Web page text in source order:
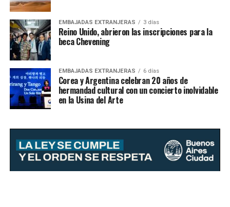
EMBAJADAS EXTRANJERAS 3 días
Reino Unido, abrieron las inscripciones para la
beca Chevening
EMBAJADAS EXTRANJERAS 6 días
Corea y Argentina celebran 20 años de
hermandad cultural con un concierto inolvidable
en la Usina del Arte